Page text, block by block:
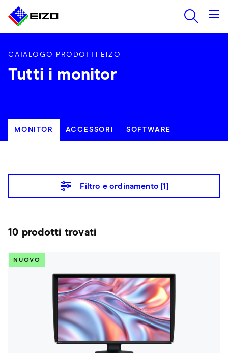
CATALOGO PRODOTTI EIZO
Tutti i monitor
MONITOR ACCESSORI SOFTWARE
Filtro e ordinamento [1 ]
10 prodotti trovati
NUOVO